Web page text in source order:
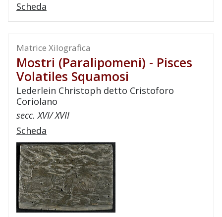
Scheda
Matrice Xilografica
Mostri (paralipomeni) - Pisces
Volatiles Squamosi
Lederlein Christoph detto Cristoforo
Coriolano
secc. XVI/ XVII
Scheda